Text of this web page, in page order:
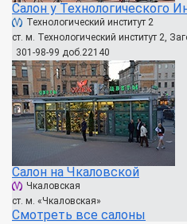
Салон у Технологического
Технологический институт 2
ст. м. Технологический институт 2,
301-98-99 доб.22140
Салон на Чкаловской
Чкаловская
ст. м. «Чкаловская»
Смотреть все салоны